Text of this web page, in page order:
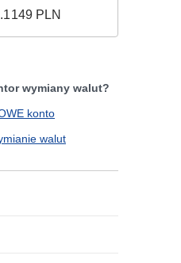
wymiany walut?
konto
walut